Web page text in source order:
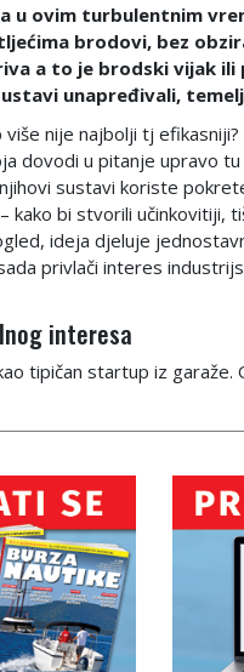
u ovim turbulentnim
brodovi, bez
a to je brodski vijak ili
unapređivali,
nije najbolji tj
dovodi u pitanje upravo
sustavi koriste
kako bi stvorili učinkovitiji,
ideja djeluje
privlači interes
interesa
tipičan startup iz garaže.